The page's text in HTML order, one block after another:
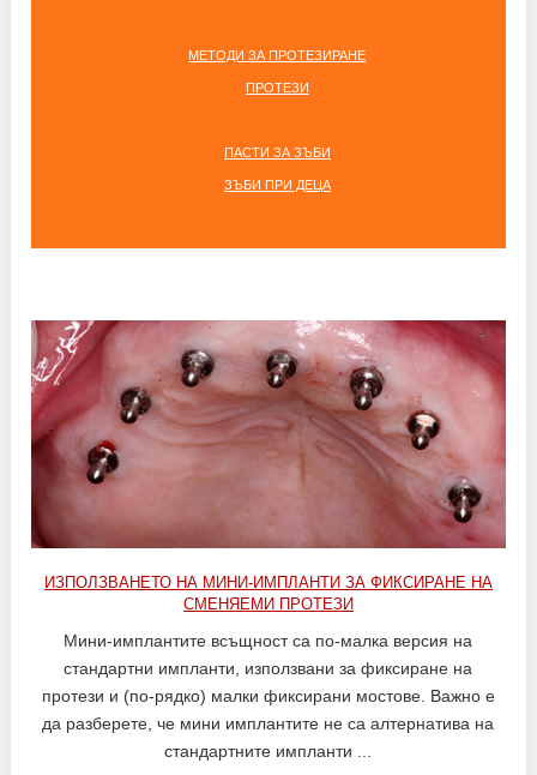
МЕТОДИ ЗА ПРОТЕЗИРАНЕ
ПРОТЕЗИ
ПАСТИ ЗА ЗЪБИ
ЗЪБИ ПРИ ДЕЦА
ИЗПОЛЗВАНЕТО НА МИНИ-ИМПЛАНТИ ЗА ФИКСИРАНЕ НА
СМЕНЯЕМИ ПРОТЕЗИ
Мини-имплантите всъщност са по-малка версия на
стандартни импланти, използвани за фиксиране на
протези и (по-рядко) малки фиксирани мостове. Важно е
да разберете, че мини имплантите не са алтернатива на
стандартните импланти ...